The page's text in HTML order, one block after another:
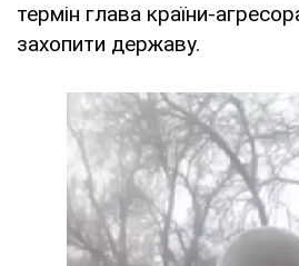
термін глава країни-
захопити державу.